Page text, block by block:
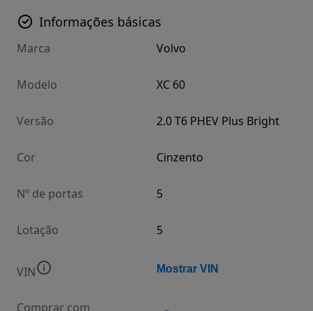
Informações básicas
Marca Volvo
Modelo XC 60
Versão 2.0 T6 PHEV Plus Bright
Cor Cinzento
Nº de portas 5
Lotação 5
VIN Mostrar VIN
Comprar com